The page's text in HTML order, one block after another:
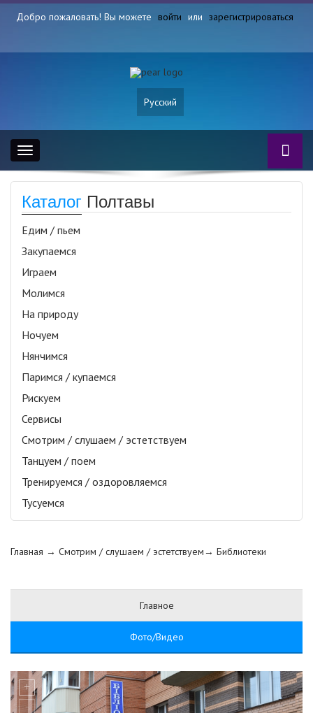
Добро пожаловать! Вы можете войти или зарегистрироваться
Русский
Toggle
navigation
Каталог Полтавы
Едим / пьем
Закупаемся
Играем
Молимся
На природу
Ночуем
Нянчимся
Паримся / купаемся
Рискуем
Сервисы
Смотрим / слушаем / эстетствуем
Танцуем / поем
Тренируемся / оздоровляемся
Тусуемся
Главная → Смотрим / слушаем / эстетствуем→ Библиотеки
Главное
Фото/Видео